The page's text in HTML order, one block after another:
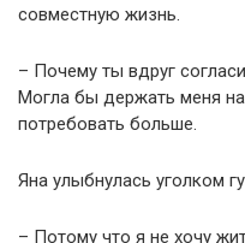
совместную жизнь.
– Почему ты вдруг
Могла бы держать меня
потребовать больше.
Яна улыбнулась уголком
– Потому что я не хочу